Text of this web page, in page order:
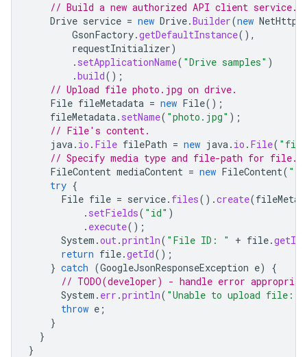
// Build a new authorized API client service.
Drive service = new Drive.Builder(new
GsonFactory.getDefaultInstance(),
requestInitializer)
. setApplicationName( "Drive samples" )
.build();
// Upload file photo.jpg on drive.
File fileMetadata = new File();
fileMetadata. setName( "photo.jpg" );
// File's content.
java. io . File filePath = new java. io . File(
// Specify media type and file-path for file.
FileContent mediaContent = new FileContent(
try {
File file = service. files().create(
. setFields( "id" )
. execute();
System .out.println( "File ID: " + file.getId
return file.getId();
} catch (GoogleJsonResponseException e)
{
// TODO(developer) - handle error
System . err .println( "Unable to upload file: "
throw e ;
}
}
}